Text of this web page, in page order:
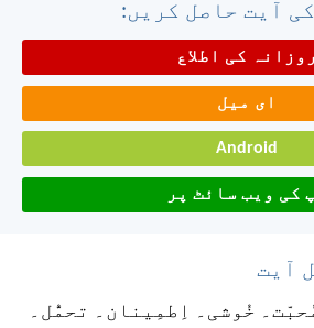
آیت حاصل کریں:
روزانہ کی اطلاع
ای میل
Android
کی ویب سائٹ پر
آیت
خُوشی۔ اِطمِینان۔ تحمُّل۔